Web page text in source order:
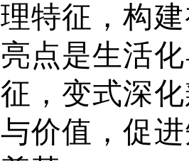
理特征，构
亮点是生活
征，变式深
与价值，促